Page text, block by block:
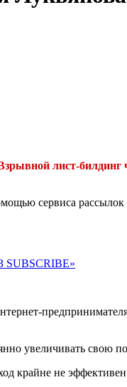
лист-билдинг
сервиса
увеличивать свою
крайне не